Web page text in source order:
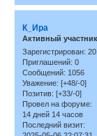
К_Ира
Активный участник
Зарегистрирован:
Приглашений: 0
Сообщений: 1056
Уважение: [+48/-0]
Позитив: [+33/-0]
Провел на форуме:
14 дней 14 часов
Последний визит: